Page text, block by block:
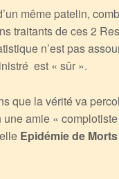
même patelin,
traitants de ces 2
n’est pas
est « sûr ».
que la vérité va
une amie «
Epidémie de